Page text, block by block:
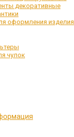
декоративные
оформления изделия
чулок